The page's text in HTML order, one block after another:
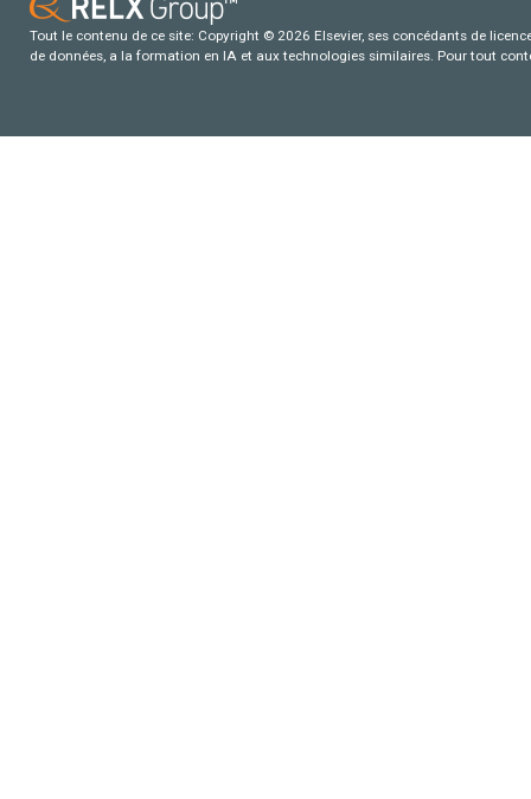
Tout le contenu de ce site: Copyright © 2026 Elsevier, ses concédants de
de données, a la formation en IA et aux technologies similaires. Pour tout